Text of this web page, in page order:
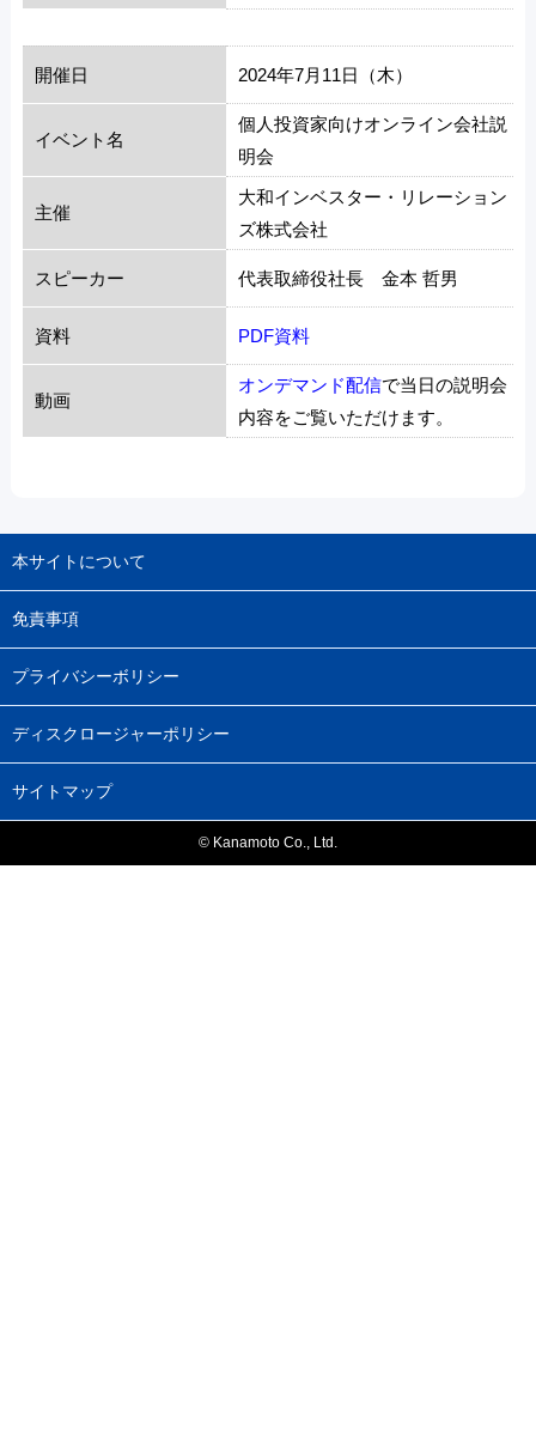
開催日 2024年7月11日（木）
イベント名
個人投資家向けオンライン会社説
明会
主催
大和インベスター・リレーション
ズ株式会社
スピーカー 代表取締役社長 金本 哲男
資料 PDF資料
動画
オンデマンド配信で当日の説明会
内容をご覧いただけます。
本サイトについて
免責事項
プライバシーボリシー
ディスクロージャーポリシー
サイトマップ
© Kanamoto Co., Ltd.